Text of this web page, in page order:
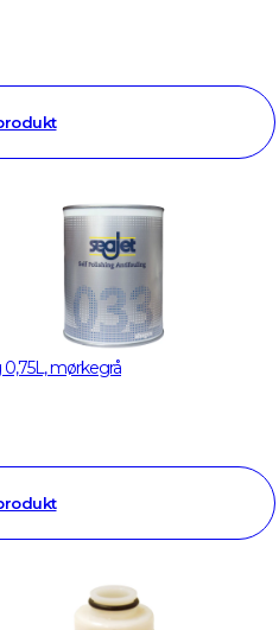
mørkegrå